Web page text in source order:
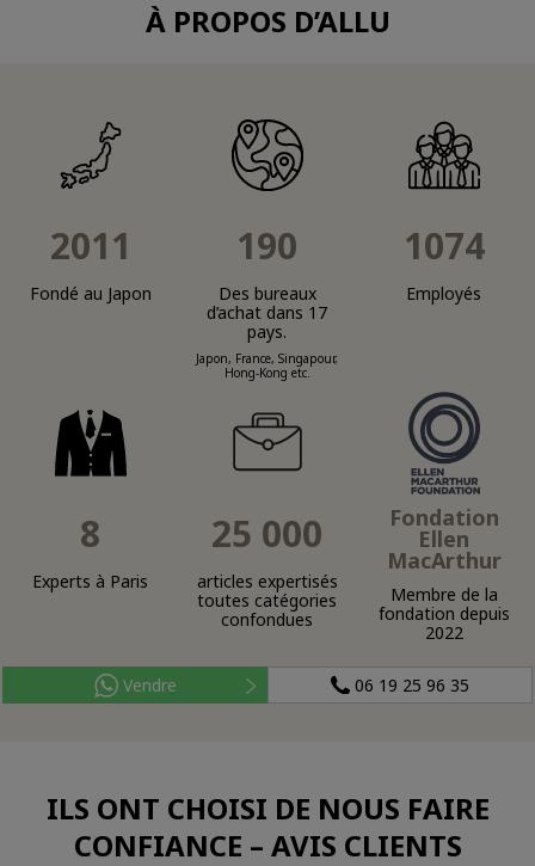
À PROPOS D’ALLU
2011
Fondé au Japon
190
Des bureaux
d’achat dans 17
pays.
Japon, France, Singapour,
Hong-Kong etc.
1074
Employés
8
Experts à Paris
25 000
articles expertisés
toutes catégories
confondues
Fondation
Ellen
MacArthur
Membre de la
fondation depuis
2022
Vendre 06 19 25 96 35
ILS ONT CHOISI DE NOUS FAIRE
CONFIANCE – AVIS CLIENTS